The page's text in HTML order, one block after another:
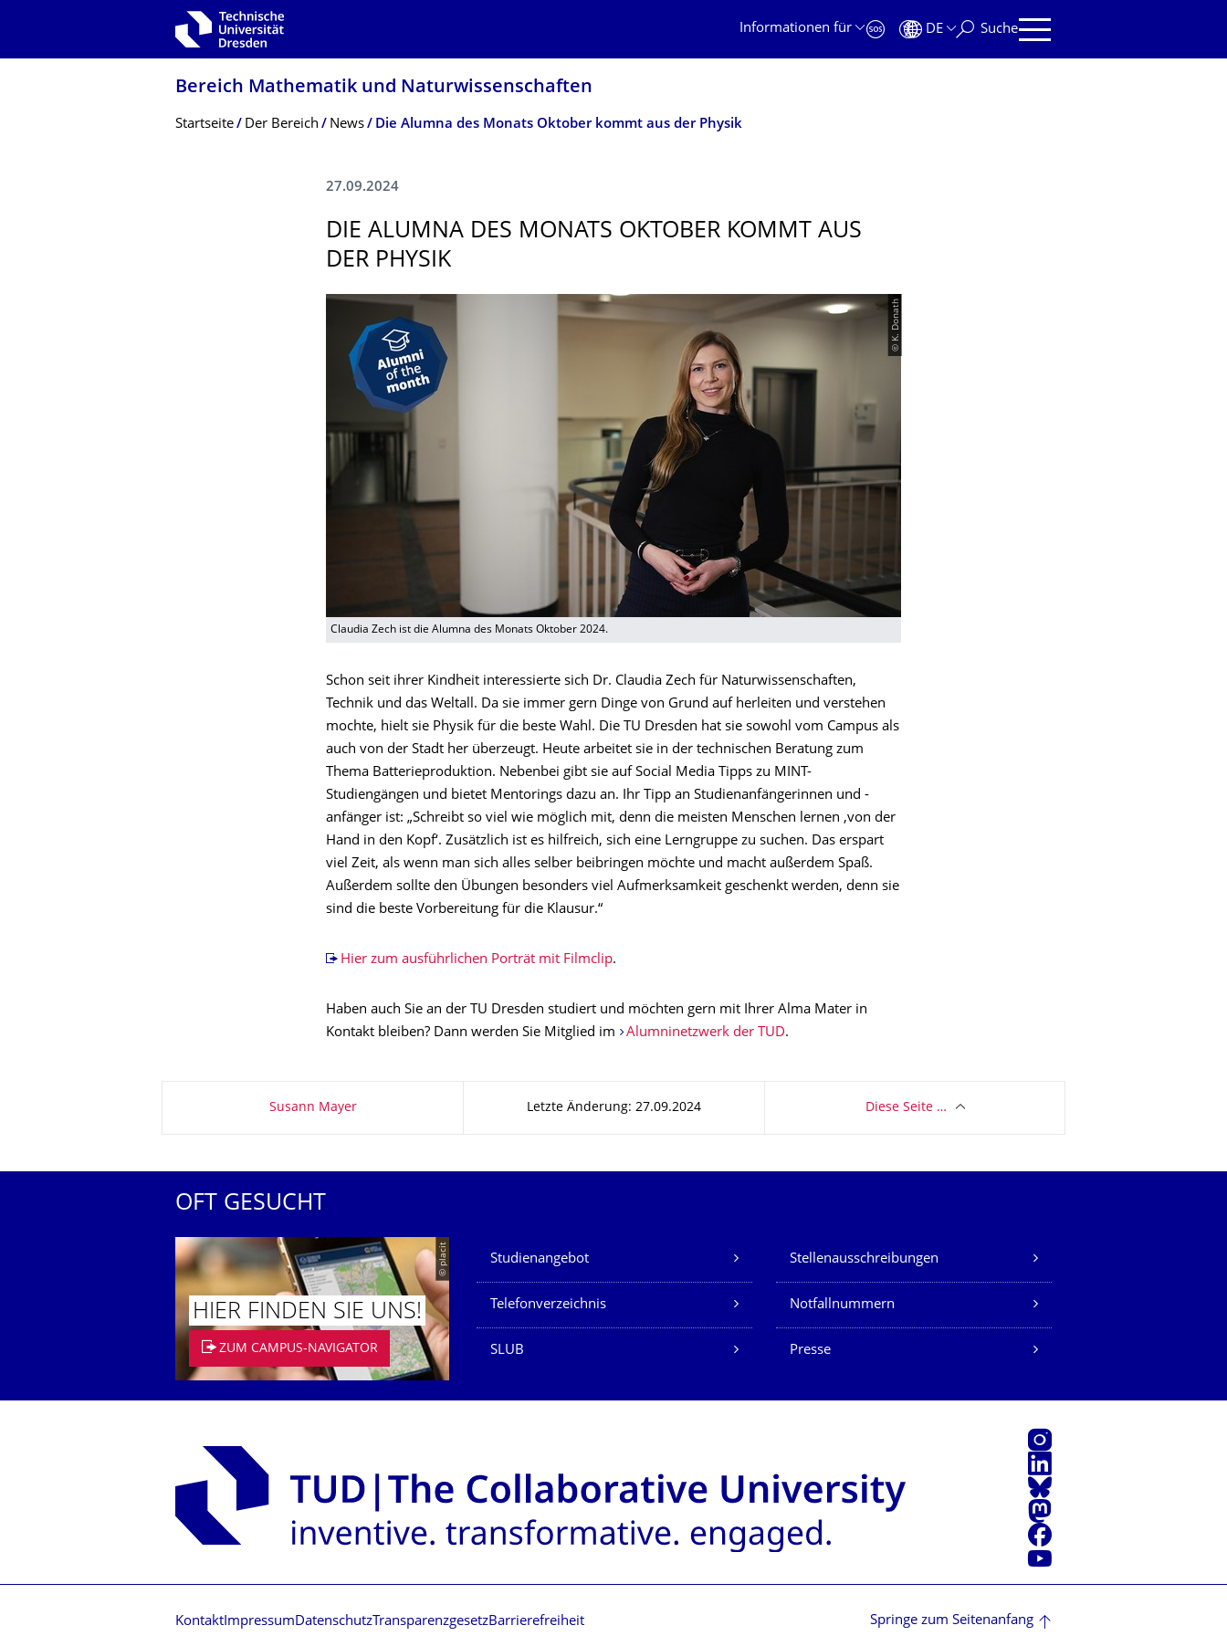
Zur Hauptnavigation springen
Informationen für
DE Suche
Bereich Mathematik und Natur­wissen­schaften
Breadcrumb-Menü
Startseite Der­ ­­­Bereich News Die Alumna des Monats Oktober kommt aus der Physik
27.09.2024
DIE ALUMNA DES MONATS OKTOBER KOMMT AUS
DER PHYSIK
© K. Donath
Claudia Zech ist die Alumna des Monats Oktober 2024.
Schon seit ihrer Kindheit interessierte sich Dr. Claudia Zech für Naturwissenschaften,
Technik und das Weltall. Da sie immer gern Dinge von Grund auf herleiten und verstehen
mochte, hielt sie Physik für die beste Wahl. Die TU Dresden hat sie sowohl vom Campus als
auch von der Stadt her überzeugt. Heute arbeitet sie in der technischen Beratung zum
Thema Batterieproduktion. Nebenbei gibt sie auf Social Media Tipps zu MINT-
Studiengängen und bietet Mentorings dazu an. Ihr Tipp an Studienanfängerinnen und -
anfänger ist: „Schreibt so viel wie möglich mit, denn die meisten Menschen lernen ‚von der
Hand in den Kopf‘. Zusätzlich ist es hilfreich, sich eine Lerngruppe zu suchen. Das erspart
viel Zeit, als wenn man sich alles selber beibringen möchte und macht außerdem Spaß.
Außerdem sollte den Übungen besonders viel Aufmerksamkeit geschenkt werden, denn sie
sind die beste Vorbereitung für die Klausur.“
Hier zum ausführlichen Porträt mit Filmclip.
Haben auch Sie an der TU Dresden studiert und möchten gern mit Ihrer Alma Mater in
Kontakt bleiben? Dann werden Sie Mitglied im
Alumninetzwerk der TUD.
Susann Mayer Letzte Änderung: 27.09.2024 Diese Seite …
OFT GESUCHT
© placit
HIER FINDEN SIE UNS!
ZUM CAMPUS-NAVIGATOR
Unsere Dienste
Studienangebot Stellenausschreibungen
Telefonverzeichnis Notfallnummern
SLUB Presse
Instagram
LinkedIn
Bluesky
Mastodon
Facebook
Youtube
Kontakt Impressum DatenschutzTransparenzgesetzBarrierefreiheit Springe zum Seitenanfang